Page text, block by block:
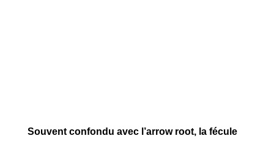
Souvent confondu avec l’arrow root, la fécule